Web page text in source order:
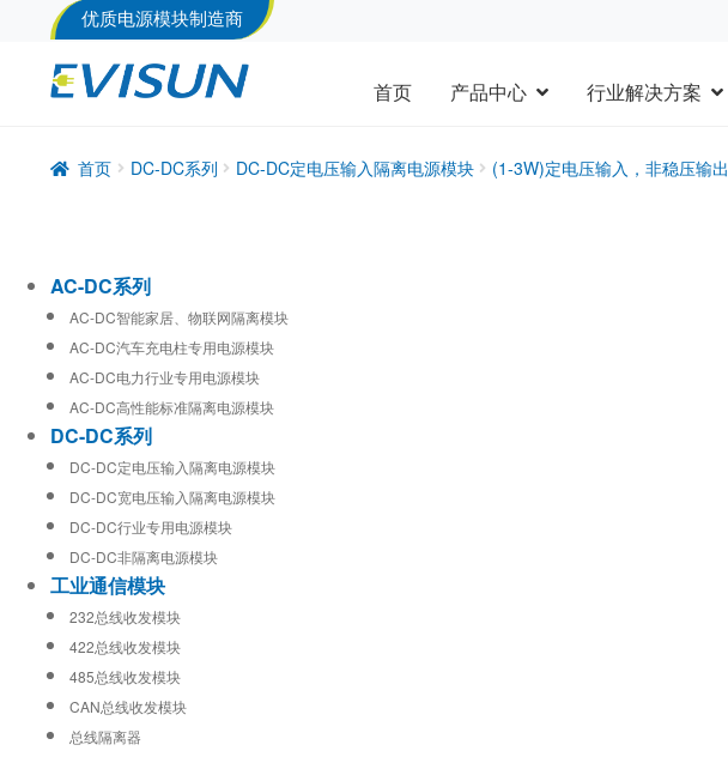
优质电源模块制造商
首页 产品中心 行业解决方案
首页 DC-DC系列 DC-DC定电压输入隔离电源模块 (1-3W)定电压输入，非稳压输出
AC-DC系列
AC-DC智能家居、物联网隔离模块
AC-DC汽车充电柱专用电源模块
AC-DC电力行业专用电源模块
AC-DC高性能标准隔离电源模块
DC-DC系列
DC-DC定电压输入隔离电源模块
DC-DC宽电压输入隔离电源模块
DC-DC行业专用电源模块
DC-DC非隔离电源模块
工业通信模块
232总线收发模块
422总线收发模块
485总线收发模块
CAN总线收发模块
总线隔离器